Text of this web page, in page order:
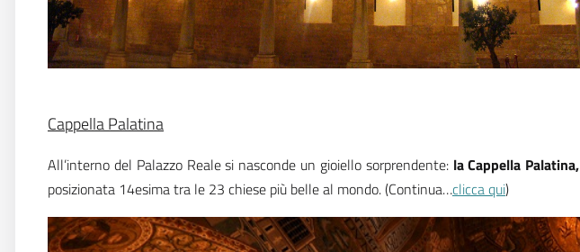
Cappella Palatina
All’interno del Palazzo Reale si nasconde un gioiello sorprendente: la Cappella Palatina,
posizionata 14esima tra le 23 chiese più belle al mondo.(Continua…clicca qui)